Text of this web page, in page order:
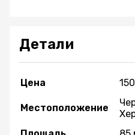
Детали
Цена
Местоположение